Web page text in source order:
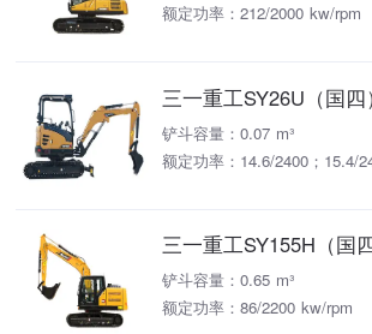
额定功率：212/2000 kw/rpm
三一重工SY26U（国
铲斗容量：0.07 m³
额定功率：14.6/2400；15.4/
三一重工SY155H（国
铲斗容量：0.65 m³
额定功率：86/2200 kw/rpm